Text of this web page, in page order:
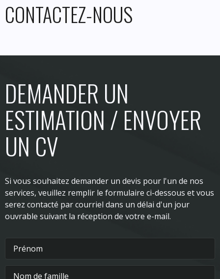
CONTACTEZ-NOUS
DEMANDER UN
ESTIMATION / ENVOYER
UN CV
Si vous souhaitez demander un devis pour l'un de nos
services, veuillez remplir le formulaire ci-dessous et vous
serez contacté par courriel dans un délai d'un jour
ouvrable suivant la réception de votre e-mail.